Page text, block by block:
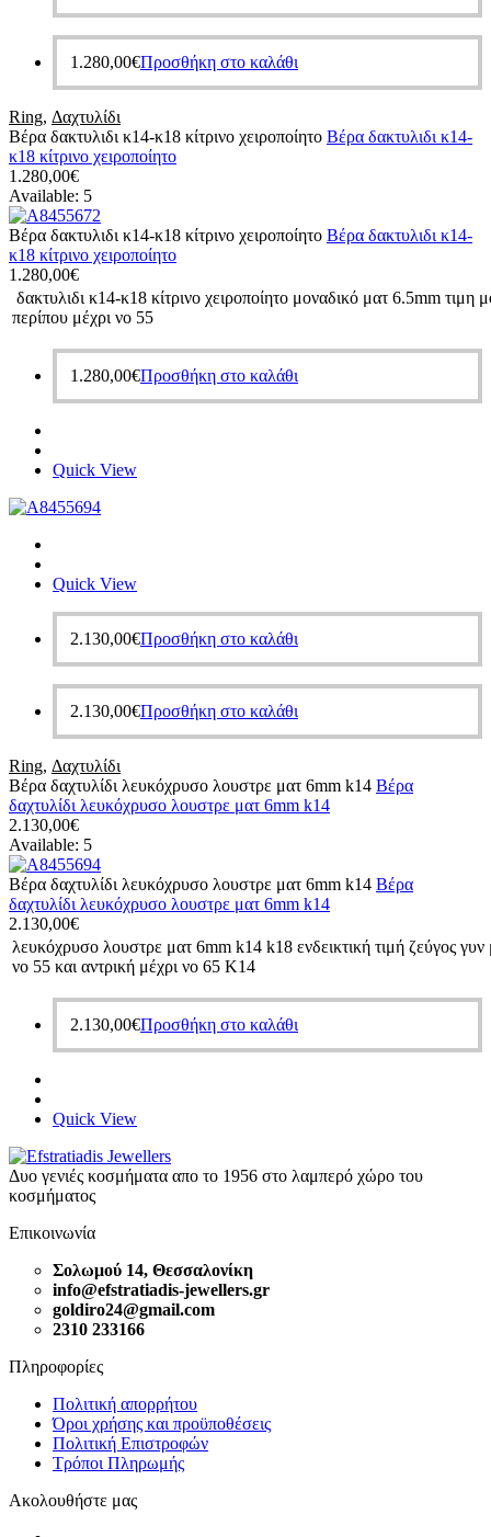
1.280,00€Προσθήκη στο καλάθι
Ring, Δαχτυλίδι
Βέρα δακτυλιδι κ14-κ18 κίτρινο χειροποίητο Βέρα δακτυλιδι κ14-
κ18 κίτρινο χειροποίητο
1.280,00€
Available: 5
Βέρα δακτυλιδι κ14-κ18 κίτρινο χειροποίητο Βέρα δακτυλιδι κ14-
κ18 κίτρινο χειροποίητο
1.280,00€
δακτυλιδι κ14-κ18 κίτρινο χειροποίητο μοναδικό ματ 6.5mm τιμη
περίπου μέχρι νο 55
1.280,00€Προσθήκη στο καλάθι
Quick View
Quick View
2.130,00€Προσθήκη στο καλάθι
2.130,00€Προσθήκη στο καλάθι
Ring, Δαχτυλίδι
Βέρα δαχτυλίδι λευκόχρυσο λουστρε ματ 6mm k14 Βέρα
δαχτυλίδι λευκόχρυσο λουστρε ματ 6mm k14
2.130,00€
Available: 5
Βέρα δαχτυλίδι λευκόχρυσο λουστρε ματ 6mm k14 Βέρα
δαχτυλίδι λευκόχρυσο λουστρε ματ 6mm k14
2.130,00€
λευκόχρυσο λουστρε ματ 6mm k14 k18 ενδεικτική τιμή ζεύγος γυν
νο 55 και αντρική μέχρι νο 65 Κ14
2.130,00€Προσθήκη στο καλάθι
Quick View
Δυο γενιές κοσμήματα απο το 1956 στο λαμπερό χώρο του
κοσμήματος
Επικοινωνία
Σολωμού 14, Θεσσαλονίκη
info@efstratiadis-jewellers.gr
goldiro24@gmail.com
2310 233166
Πληροφορίες
Πολιτική απορρήτου
Όροι χρήσης και προϋποθέσεις
Πολιτική Επιστροφών
Τρόποι Πληρωμής
Ακολουθήστε μας